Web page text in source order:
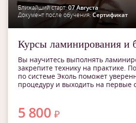
Ближайший старт:07 Августа
Документ после обучения: Сертификат
Курсы ламинирования и
Вы научитесь выполнять
закрепите технику на практике.
по системе Эколь поможет
процедуру и выходить на первые
5 800 ₽